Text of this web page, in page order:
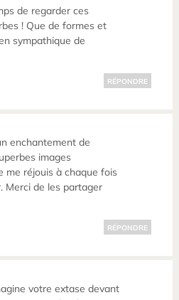
de regarder ces
! Que de formes et
sympathique de
RÉPONDRE
enchantement de
images
me réjouis à chaque fois
Merci de les partager
RÉPONDRE
votre extase devant